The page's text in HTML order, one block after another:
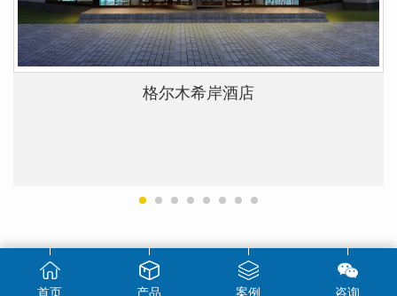
格尔木希岸酒店
首页 产品 案例 咨询